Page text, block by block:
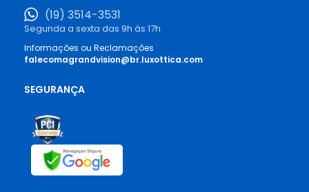
(19) 3514-3531
Segunda a sexta das 9h às 17h
Informações ou Reclamações
falecomagrandvision@br.luxottica.com
SEGURANÇA